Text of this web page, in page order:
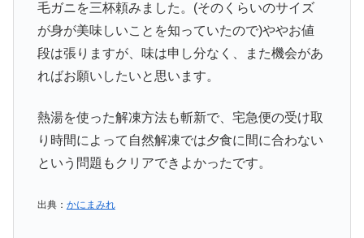
毛ガニを三杯頼みました。(そのくらいのサイズ
が身が美味しいことを知っていたので)ややお値
段は張りますが、味は申し分なく、また機会があ
ればお願いしたいと思います。
熱湯を使った解凍方法も斬新で、宅急便の受け取
り時間によって自然解凍では夕食に間に合わない
という問題もクリアできよかったです。
出典： かにまみれ